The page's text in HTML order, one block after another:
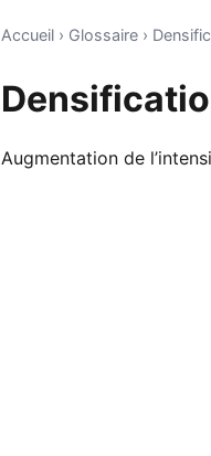
Accueil › Glossaire ›
Augmentation de